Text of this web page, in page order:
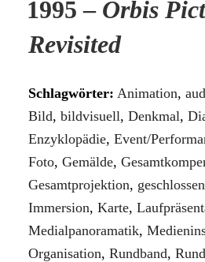
1995 – Orbis
Revisited
Schlagwörter: Animation,
Bild, bildvisuell, Denkmal,
Enzyklopädie, Event/
Foto, Gemälde,
Gesamtprojektion, geschlossen
Immersion, Karte,
Medialpanoramatik,
Organisation, Rundband,